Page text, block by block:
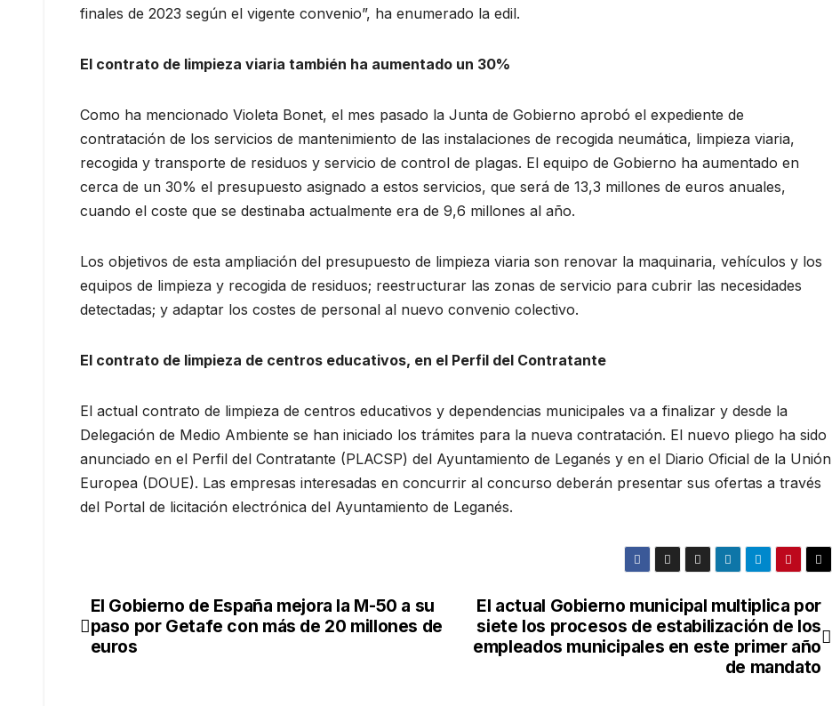
finales de 2023 según el vigente convenio”, ha enumerado la edil.
El contrato de limpieza viaria también ha aumentado un 30%
Como ha mencionado Violeta Bonet, el mes pasado la Junta de Gobierno aprobó el expediente de
contratación de los servicios de mantenimiento de las instalaciones de recogida neumática, limpieza viaria,
recogida y transporte de residuos y servicio de control de plagas. El equipo de Gobierno ha aumentado en
cerca de un 30% el presupuesto asignado a estos servicios, que será de 13,3 millones de euros anuales,
cuando el coste que se destinaba actualmente era de 9,6 millones al año.
Los objetivos de esta ampliación del presupuesto de limpieza viaria son renovar la maquinaria, vehículos y los
equipos de limpieza y recogida de residuos; reestructurar las zonas de servicio para cubrir las necesidades
detectadas; y adaptar los costes de personal al nuevo convenio colectivo.
El contrato de limpieza de centros educativos, en el Perfil del Contratante
El actual contrato de limpieza de centros educativos y dependencias municipales va a finalizar y desde la
Delegación de Medio Ambiente se han iniciado los trámites para la nueva contratación. El nuevo pliego ha sido
anunciado en el Perfil del Contratante (PLACSP) del Ayuntamiento de Leganés y en el Diario Oficial de la Unión
Europea (DOUE). Las empresas interesadas en concurrir al concurso deberán presentar sus ofertas a través
del Portal de licitación electrónica del Ayuntamiento de Leganés.
El actual Gobierno municipal multiplica por
siete los procesos de estabilización de los
empleados municipales en este primer año
de mandato
El Gobierno de España mejora la M-50 a su
paso por Getafe con más de 20 millones de
euros